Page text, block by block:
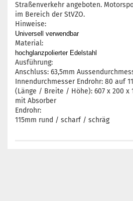
Straßenverkehr angeboten.
im Bereich der StVZO.
Hinweise:
Universell verwendbar
Material:
hochglanzpolierter Edelstahl
Ausführung:
Anschluss: 63,5mm
Innendurchmesser Endrohr: 80 auf
(Länge / Breite / Höhe): 607 x 200 x
mit Absorber
Endrohr:
115mm rund / scharf / schräg